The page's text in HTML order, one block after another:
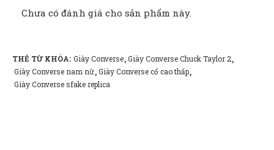
Chưa có đánh giá cho sản phẩm này.
THẺ TỪ KHÓA: Giày Converse,Giày Converse Chuck Taylor 2,
Giày Converse nam nữ,Giày Converse cổ cao thấp,
Giày Converse sfake replica